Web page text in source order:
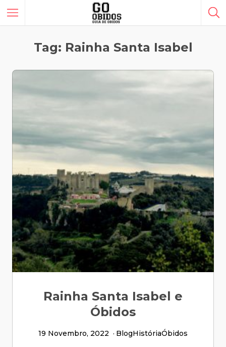
Tag: Rainha Santa Isabel
Rainha Santa Isabel e
Óbidos
19 Novembro, 2022 BlogHistóriaÓbidos